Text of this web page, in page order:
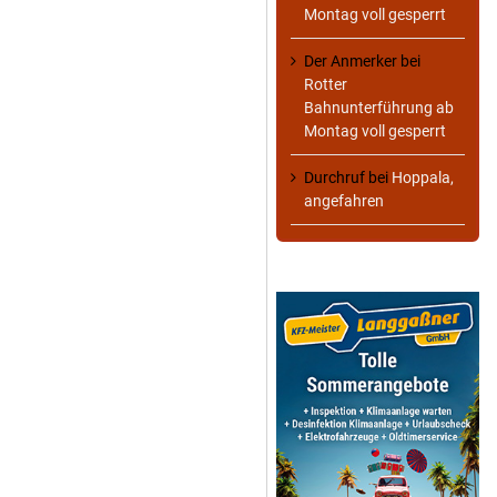
Montag voll gesperrt
Der Anmerker bei
Rotter
Bahnunterführung ab
Montag voll gesperrt
Durchruf bei Hoppala,
angefahren